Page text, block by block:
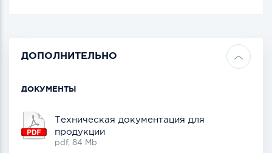
ДОПОЛНИТЕЛЬНО
ДОКУМЕНТЫ
Техническая документация для
продукции
pdf, 84 Mb